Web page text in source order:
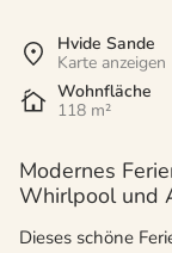
Hvide Sande
Karte anzeigen
Wohnfläche
118 m²
Modernes
Whirlpool und
Dieses schöne